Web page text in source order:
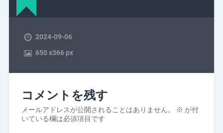
2024-09-06
650x366 px
コメントを残す
メールアドレスが公開されることはありません。 ※ が付
いている欄は必須項目です